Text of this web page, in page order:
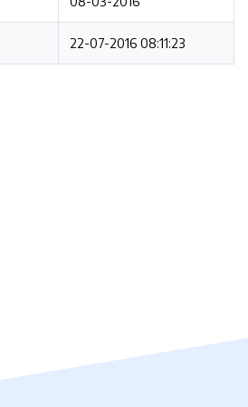
22-07-2016 08:11:23